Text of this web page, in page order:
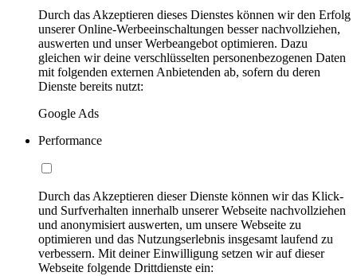
Durch das Akzeptieren dieses Dienstes können wir den Erfolg
unserer Online-Werbeeinschaltungen besser nachvollziehen,
auswerten und unser Werbeangebot optimieren. Dazu
gleichen wir deine verschlüsselten personenbezogenen Daten
mit folgenden externen Anbietenden ab, sofern du deren
Dienste bereits nutzt:
Google Ads
Performance
Durch das Akzeptieren dieser Dienste können wir das Klick-
und Surfverhalten innerhalb unserer Webseite nachvollziehen
und anonymisiert auswerten, um unsere Webseite zu
optimieren und das Nutzungserlebnis insgesamt laufend zu
verbessern. Mit deiner Einwilligung setzen wir auf dieser
Webseite folgende Drittdienste ein: